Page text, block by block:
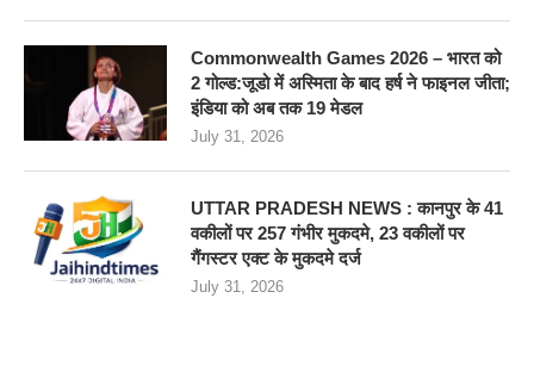
Commonwealth Games 2026 – भारत को
2 गोल्ड:जूडो में अस्मिता के बाद हर्ष ने फाइनल जीता;
इंडिया को अब तक 19 मेडल
July 31, 2026
UTTAR PRADESH NEWS : कानपुर के 41
वकीलों पर 257 गंभीर मुकदमे, 23 वकीलों पर
गैंगस्टर एक्ट के मुकदमे दर्ज
July 31, 2026